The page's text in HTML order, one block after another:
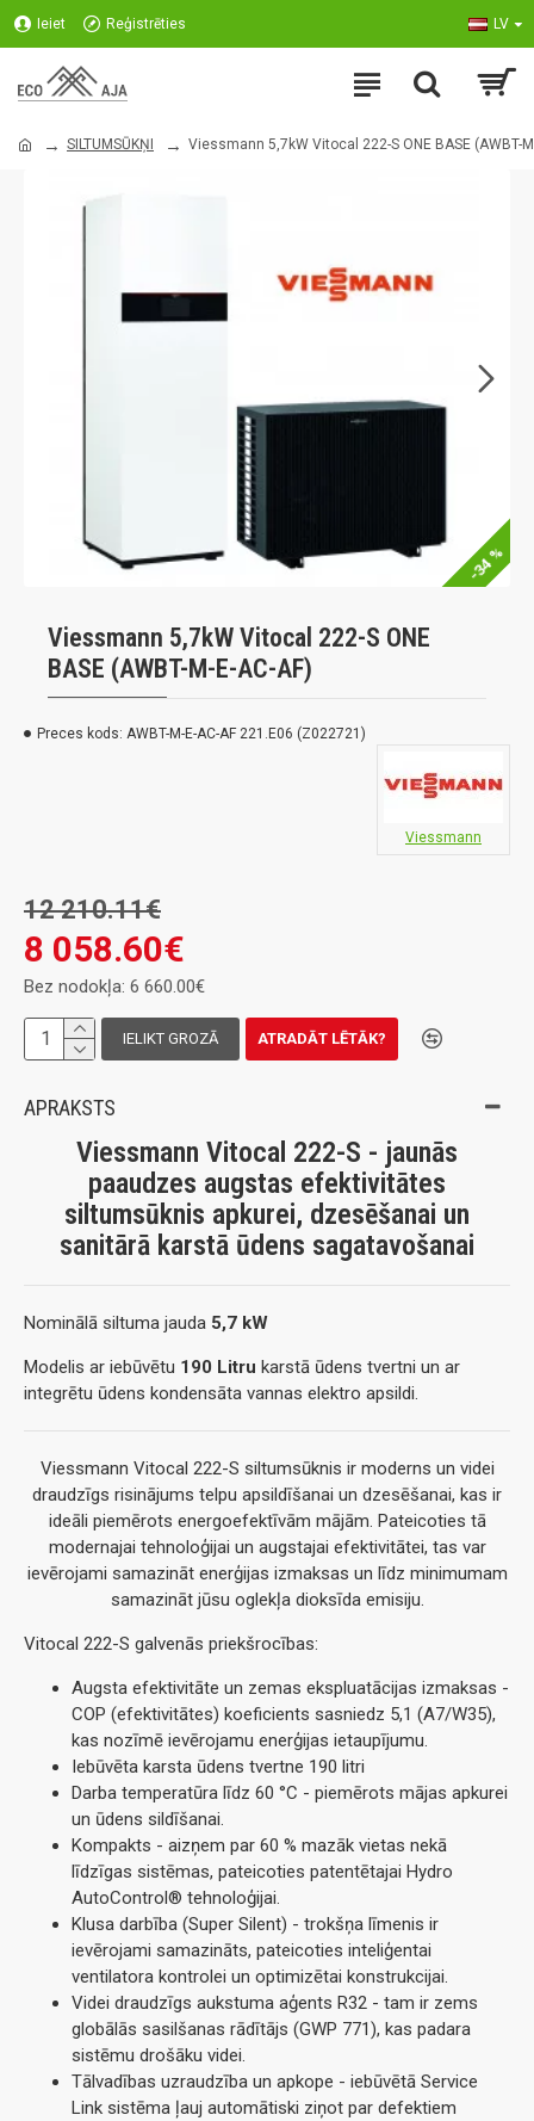
Ieiet Reģistrēties LV
SILTUMSŪKŅI Viessmann 5,7kW Vitocal 222-S ONE BASE (AWBT-
-34 %
Viessmann 5,7kW Vitocal 222-S ONE
BASE (AWBT-M-E-AC-AF)
Preces kods: AWBT-M-E-AC-AF 221.E06 (Z022721)
Viessmann
8 058.60€
12 210.11€
Bez nodokļa: 6 660.00€
IELIKT GROZĀ ATRADĀT LĒTĀK?
APRAKSTS
Viessmann Vitocal 222-S - jaunās
paaudzes augstas efektivitātes
siltumsūknis apkurei, dzesēšanai un
sanitārā karstā ūdens sagatavošanai
Nominālā siltuma jauda 5,7 kW
Modelis ar iebūvētu 190 Litru karstā ūdens tvertni un ar
integrētu ūdens kondensāta vannas elektro apsildi.
Viessmann Vitocal 222-S siltumsūknis ir moderns un videi
draudzīgs risinājums telpu apsildīšanai un dzesēšanai, kas ir
ideāli piemērots energoefektīvām mājām. Pateicoties tā
modernajai tehnoloģijai un augstajai efektivitātei, tas var
ievērojami samazināt enerģijas izmaksas un līdz minimumam
samazināt jūsu oglekļa dioksīda emisiju.
Vitocal 222-S galvenās priekšrocības:
Augsta efektivitāte un zemas ekspluatācijas izmaksas -
COP (efektivitātes) koeficients sasniedz 5,1 (A7/W35),
kas nozīmē ievērojamu enerģijas ietaupījumu.
Iebūvēta karsta ūdens tvertne 190 litri
Darba temperatūra līdz 60 °C - piemērots mājas apkurei
un ūdens sildīšanai.
Kompakts - aizņem par 60 % mazāk vietas nekā
līdzīgas sistēmas, pateicoties patentētajai Hydro
AutoControl® tehnoloģijai.
Klusa darbība (Super Silent) - trokšņa līmenis ir
ievērojami samazināts, pateicoties inteliģentai
ventilatora kontrolei un optimizētai konstrukcijai.
Videi draudzīgs aukstuma aģents R32 - tam ir zems
globālās sasilšanas rādītājs (GWP 771), kas padara
sistēmu drošāku videi.
Tālvadības uzraudzība un apkope - iebūvētā Service
Link sistēma ļauj automātiski ziņot par defektiem